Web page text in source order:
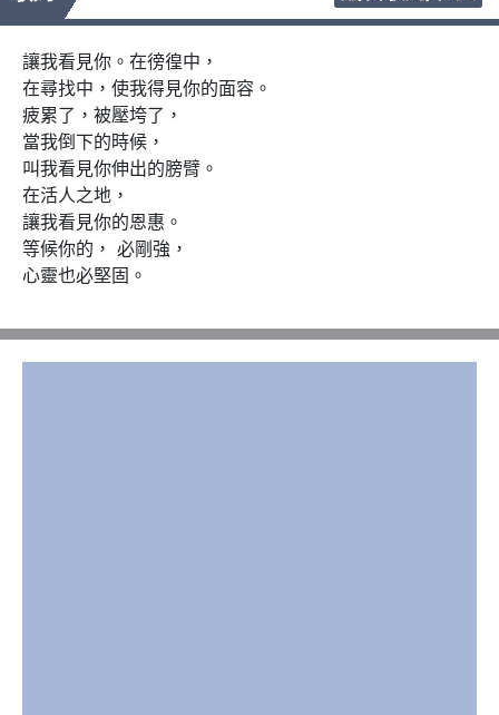
讓我看見你。在徬徨中，
在尋找中，使我得見你的面容。
疲累了，被壓垮了，
當我倒下的時候，
叫我看見你伸出的膀臂。
在活人之地，
讓我看見你的恩惠。
等候你的， 必剛強，
心靈也必堅固。